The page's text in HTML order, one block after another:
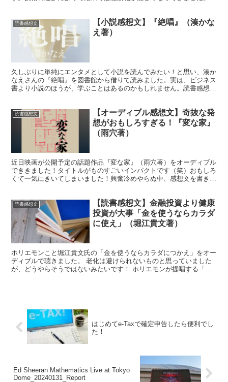
読書感想文
【小説感想文】『絶唱』（湊かな
え著）
久しぶりに単純にエンタメとして小説を読んでみたい！と思い、湊か
なえさんの『絶唱』を図書館から借りて読みました。実は、ビジネス
書より小説のほうが、学ぶことはあるのかもしれません。読書感想文
読書感想文
【オーディブル感想文】奇抜な発
想がおもしろすぎる！『変な家』
（雨穴著）
近日映画が公開予定の話題作品『変な家』（雨穴著）をオーディブル
でききました！タイトルがものすごいインパクトです（笑）おもしろ
くて一気にきいてしまいました！興奮冷めやらぬ中、感想文を書きま
読書感想文
【読書感想文】金融投資より健康
投資が大事「金を使うならカラダ
に使え」（堀江貴文著）
ホリエモンこと堀江貴文氏の「金を使うならカラダにつかえ」をオー
ディブルで聴きました。 老化は避けられないものと思っていました
が、どうやらそうではないみたいです！ ホリエモンが提唱する「健
はじめてe-Taxで確定申告したら便利でし
た！
Ed Sheeran Mathematics Live at Tokyo
Dome_20240131_Report